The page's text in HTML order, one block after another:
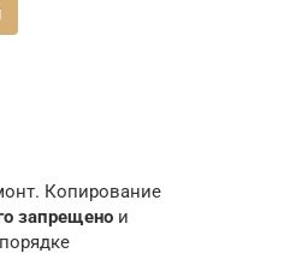
Копирование
запрещено и